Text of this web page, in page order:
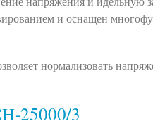
и оснащен
нормализовать
25000/3